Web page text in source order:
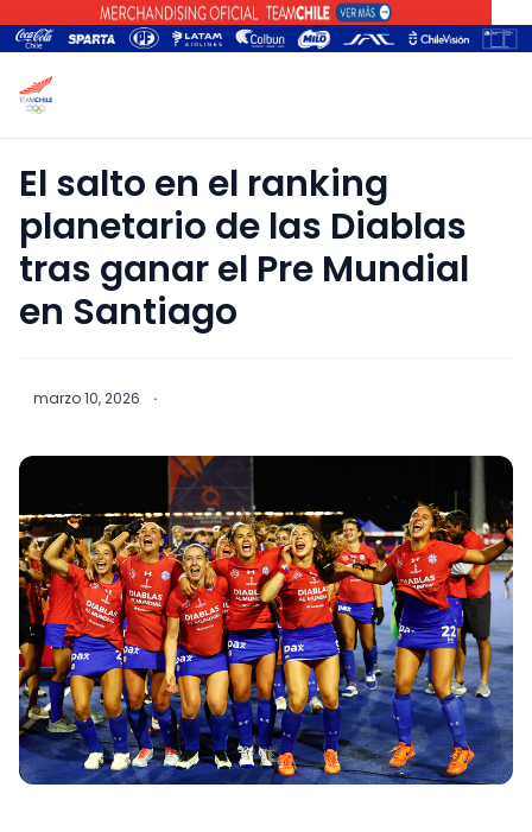
El salto en el ranking
planetario de las Diablas
tras ganar el Pre Mundial
en Santiago
marzo 10, 2026 ·